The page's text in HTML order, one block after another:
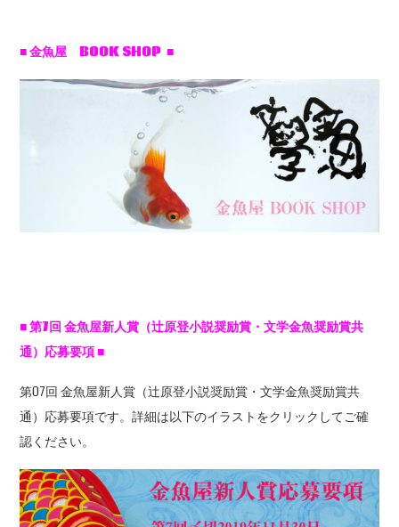
■ 金魚屋 BOOK SHOP ■
■第7回金魚屋新人賞（辻原登小説奨励賞・文学金魚奨励賞共
通）応募要項■
第07回 金魚屋新人賞（辻原登小説奨励賞・文学金魚奨励賞共
通）応募要項です。詳細は以下のイラストをクリックしてご確
認ください。